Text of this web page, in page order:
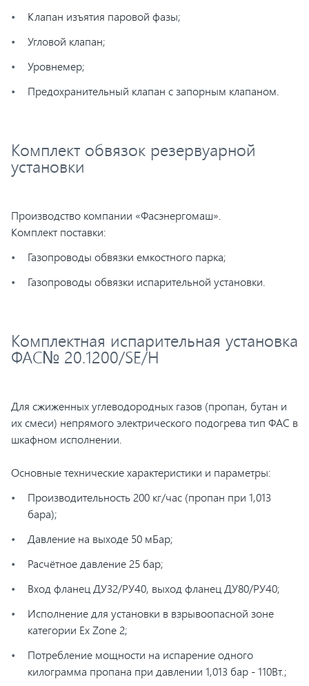
Клапан изъятия паровой фазы;
Угловой клапан;
Уровнемер;
Предохранительный клапан с запорным клапаном.
Комплект обвязок резервуарной
установки
Производство компании «Фасэнергомаш».
Комплект поставки:
Газопроводы обвязки емкостного парка;
Газопроводы обвязки испарительной установки.
Комплектная испарительная установка
ФАС№ 20.1200/SE/H
Для сжиженных углеводородных газов (пропан, бутан и
их смеси) непрямого электрического подогрева тип ФАС в
шкафном исполнении.
Основные технические характеристики и параметры:
Производительность 200 кг/час (пропан при 1,013
бара);
Давление на выходе 50 мБар;
Расчётное давление 25 бар;
Вход фланец ДУ32/РУ40, выход фланец ДУ80/РУ40;
Исполнение для установки в взрывоопасной зоне
категории Ex Zone 2;
Потребление мощности на испарение одного
килограмма пропана при давлении 1,013 бар - 110Вт.;